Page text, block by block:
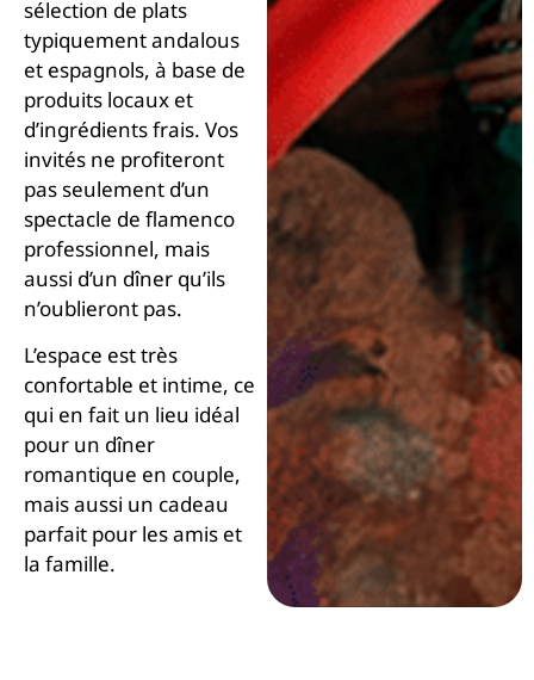
sélection de plats
typiquement andalous
et espagnols, à base de
produits locaux et
d’ingrédients frais. Vos
invités ne profiteront
pas seulement d’un
spectacle de flamenco
professionnel, mais
aussi d’un dîner qu’ils
n’oublieront pas.
L’espace est très
confortable et intime, ce
qui en fait un lieu idéal
pour un dîner
romantique en couple,
mais aussi un cadeau
parfait pour les amis et
la famille.